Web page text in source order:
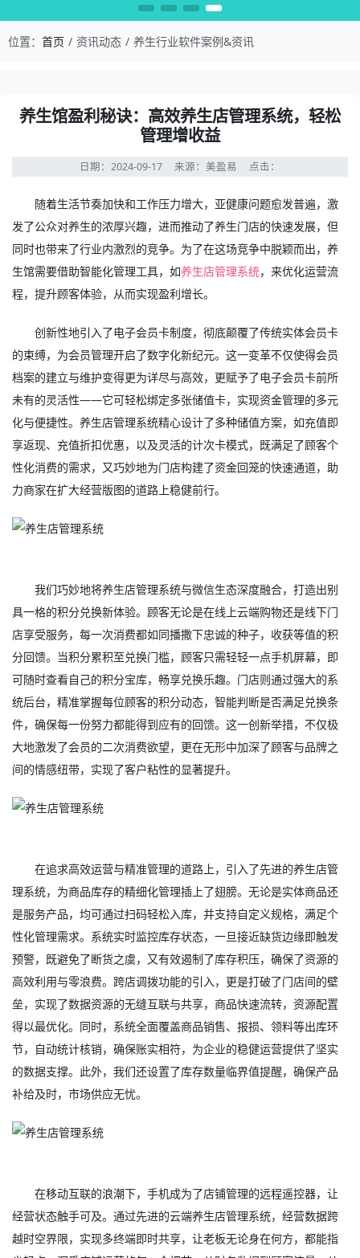
位置： 首页 资讯动态 养生行业软件案例&资讯
养生馆盈利秘诀：高效养生店管理系统，轻松
管理增收益
日期：2024-09-17 来源：美盈易 点击：
随着生活节奏加快和工作压力增大，亚健康问题愈发普遍，激
发了公众对养生的浓厚兴趣，进而推动了养生门店的快速发展，但
同时也带来了行业内激烈的竞争。为了在这场竞争中脱颖而出，养
生馆需要借助智能化管理工具，如养生店管理系统，来优化运营流
程，提升顾客体验，从而实现盈利增长。
创新性地引入了电子会员卡制度，彻底颠覆了传统实体会员卡
的束缚，为会员管理开启了数字化新纪元。这一变革不仅使得会员
档案的建立与维护变得更为详尽与高效，更赋予了电子会员卡前所
未有的灵活性——它可轻松绑定多张储值卡，实现资金管理的多元
化与便捷性。养生店管理系统精心设计了多种储值方案，如充值即
享返现、充值折扣优惠，以及灵活的计次卡模式，既满足了顾客个
性化消费的需求，又巧妙地为门店构建了资金回笼的快速通道，助
力商家在扩大经营版图的道路上稳健前行。
我们巧妙地将养生店管理系统与微信生态深度融合，打造出别
具一格的积分兑换新体验。顾客无论是在线上云端购物还是线下门
店享受服务，每一次消费都如同播撒下忠诚的种子，收获等值的积
分回馈。当积分累积至兑换门槛，顾客只需轻轻一点手机屏幕，即
可随时查看自己的积分宝库，畅享兑换乐趣。门店则通过强大的系
统后台，精准掌握每位顾客的积分动态，智能判断是否满足兑换条
件，确保每一份努力都能得到应有的回馈。这一创新举措，不仅极
大地激发了会员的二次消费欲望，更在无形中加深了顾客与品牌之
间的情感纽带，实现了客户粘性的显著提升。
在追求高效运营与精准管理的道路上，引入了先进的养生店管
理系统，为商品库存的精细化管理插上了翅膀。无论是实体商品还
是服务产品，均可通过扫码轻松入库，并支持自定义规格，满足个
性化管理需求。系统实时监控库存状态，一旦接近缺货边缘即触发
预警，既避免了断货之虞，又有效遏制了库存积压，确保了资源的
高效利用与零浪费。跨店调拨功能的引入，更是打破了门店间的壁
垒，实现了数据资源的无缝互联与共享，商品快速流转，资源配置
得以最优化。同时，系统全面覆盖商品销售、报损、领料等出库环
节，自动统计核销，确保账实相符，为企业的稳健运营提供了坚实
的数据支撑。此外，我们还设置了库存数量临界值提醒，确保产品
补给及时，市场供应无忧。
在移动互联的浪潮下，手机成为了店铺管理的远程遥控器，让
经营状态触手可及。通过先进的云端养生店管理系统，经营数据跨
越时空界限，实现多终端即时共享，让老板无论身在何方，都能指